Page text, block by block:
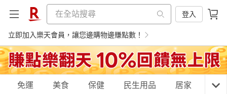
登入
立即加入樂天會員，讓您邊購物邊賺點數！
購物網分類
免運 美食 保健 民生用品 居家 3C